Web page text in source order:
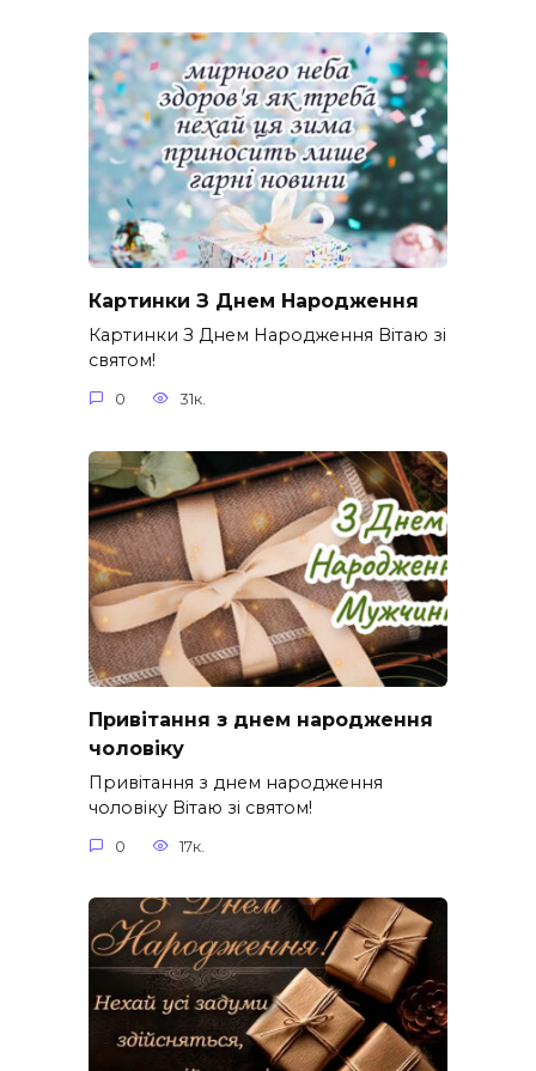
Картинки З Днем Народження
Картинки З Днем Народження Вітаю зі
святом!
0 31к.
Привітання з днем народження
чоловіку
Привітання з днем народження
чоловіку Вітаю зі святом!
0 17к.